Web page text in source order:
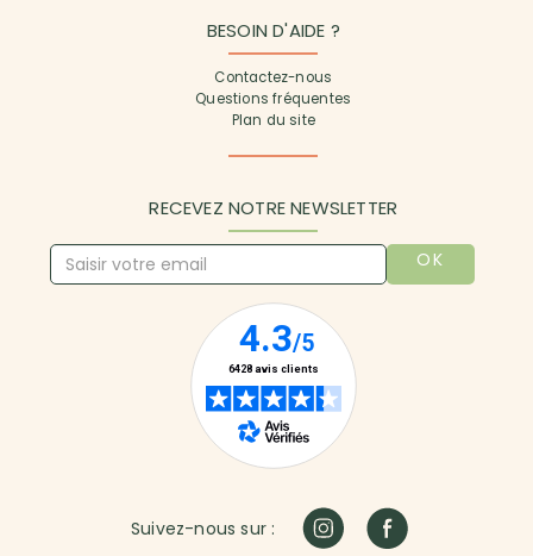
BESOIN D'AIDE ?
Contactez-nous
Questions fréquentes
Plan du site
RECEVEZ NOTRE NEWSLETTER
OK
Suivez-nous sur :